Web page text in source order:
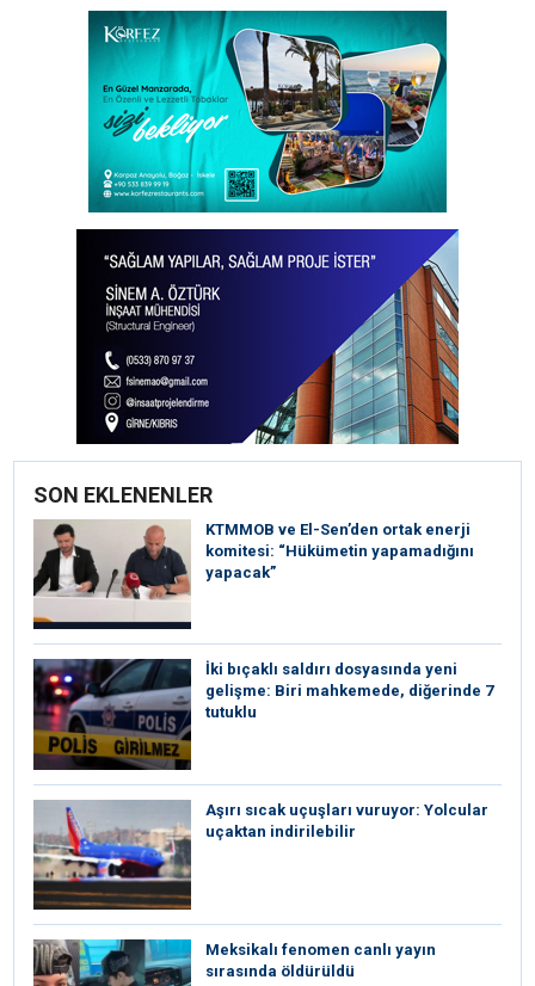
SON EKLENENLER
KTMMOB ve El-Sen’den ortak enerji
komitesi: “Hükümetin yapamadığını
yapacak”
İki bıçaklı saldırı dosyasında yeni
gelişme: Biri mahkemede, diğerinde 7
tutuklu
Aşırı sıcak uçuşları vuruyor: Yolcular
uçaktan indirilebilir
Meksikalı fenomen canlı yayın
sırasında öldürüldü